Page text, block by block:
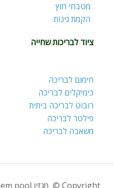
מטבחי חוץ
הקמת גינות
ציוד לבריכות שחייה
חימום לבריכה
כימיקלים לבריכה
רובוט לבריכה ביתית
פילטר לבריכה
משאבה לבריכה
Copyright © מגזין jerusalem pool |